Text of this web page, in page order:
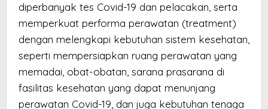
diperbanyak tes Covid-19 dan pelacakan, serta
memperkuat performa perawatan (treatment)
dengan melengkapi kebutuhan sistem kesehatan,
seperti mempersiapkan ruang perawatan yang
memadai, obat-obatan, sarana prasarana di
fasilitas kesehatan yang dapat menunjang
perawatan Covid-19, dan juga kebutuhan tenaga